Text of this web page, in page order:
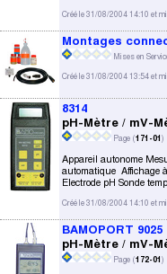
Créé le 31/08/2004 14:10 et
Montages
Mises en
Créé le 31/08/2004 13:54 et
8314
pH-Mètre / mV-
Page (171-01 )
Appareil autonome
automatique Affichage
Electrode pH Sonde
Créé le 31/08/2004 14:10 et
BAMOPORT 9025
pH-Mètre / mV-
Page (172-01 )